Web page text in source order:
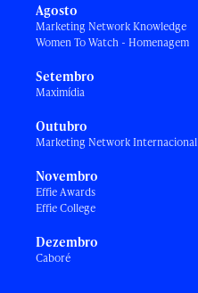
Agosto
Marketing Network Knowledge
Women To Watch - Homenagem
Setembro
Maximídia
Outubro
Marketing Network Internacional
Novembro
Effie Awards
Effie College
Dezembro
Caboré